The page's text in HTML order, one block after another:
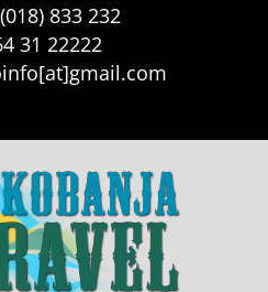
833 232
31 22222